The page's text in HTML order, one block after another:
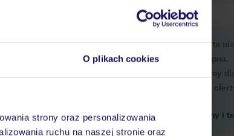
O plikach cookies
strony oraz personalizowania
ruchu na naszej stronie oraz
Ważne informacje
Ups, ta oferta
dostępna.
Przygotowaliśmy
podobne
Zobacz inne ceny i